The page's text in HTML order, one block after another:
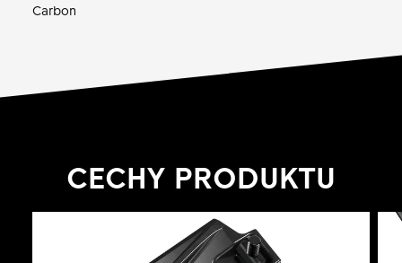
Carbon
CECHY PRODUKTU